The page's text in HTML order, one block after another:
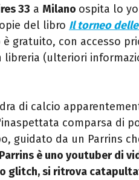
33 a Milano ospita lo
del libro Il torneo
è gratuito, con accesso
libreria (ulteriori
di calcio
comparsa di
guidato da un Parrins
Parrins è uno youtuber di
glitch, si ritrova